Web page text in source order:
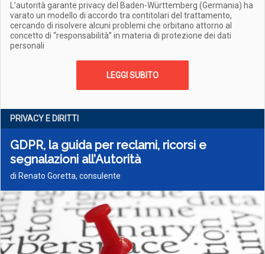
L’autorità garante privacy del Baden-Württemberg (Germania) ha
varato un modello di accordo tra contitolari del trattamento,
cercando di risolvere alcuni problemi che orbitano attorno al
concetto di “responsabilità” in materia di protezione dei dati
personali
LEGGI SUBITO
PRIVACY E DIRITTI
GDPR, la guida per reclami, ricorsi e
segnalazioni all’Autorità
di Renato Goretta, consulente